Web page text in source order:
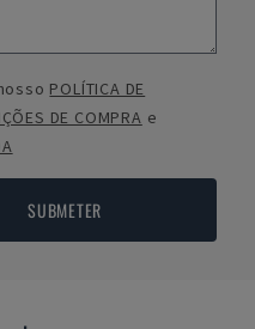
POLÍTICA DE
DE COMPRA e
SUBMETER